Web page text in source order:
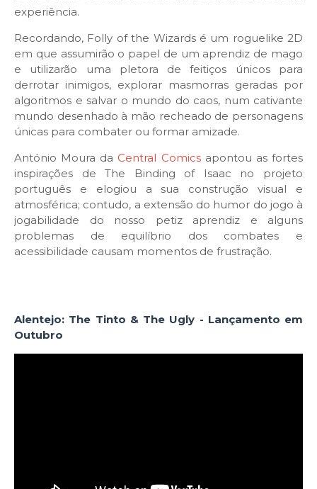
experiência.
Recordando, Folly of the Wizards é um roguelike 2D
em que assumirão o papel de um aprendiz de mago
e utilizarão uma pletora de feitiços únicos para
derrotar inimigos, explorar masmorras geradas por
algoritmos e salvar o mundo do caos, num cativante
mundo desenhado à mão recheado de personagens
únicas para combater ou formar amizade.
António Moura da Central Comicsapontou as fortes
inspirações de The Binding of Isaac no projeto
português e elogiou a sua construção visual e
atmosférica; contudo, a extensão do humor do jogo à
jogabilidade do nosso petiz aprendiz e alguns
problemas de equilíbrio dos combates e
acessibilidade causam momentos de frustração.
Alentejo: The Tinto & The Ugly - Lançamento em
Outubro